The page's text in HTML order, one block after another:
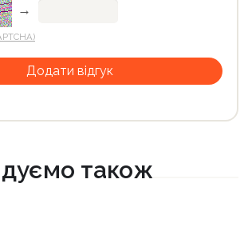
→
також